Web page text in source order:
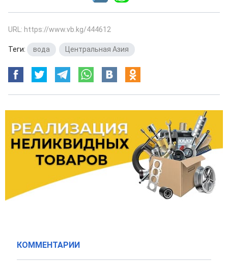
URL: https://www.vb.kg/444612
Теги: вода Центральная Азия
КОММЕНТАРИИ